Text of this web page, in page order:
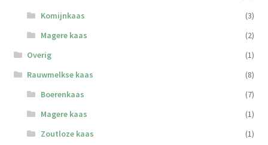
Komijnkaas
(3)
Magere kaas
(2)
Overig
(1)
Rauwmelkse kaas
(8)
Boerenkaas
(7)
Magere kaas
(1)
Zoutloze kaas
(1)